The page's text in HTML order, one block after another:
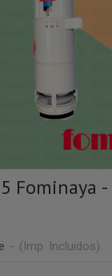
Fominaya
- (Imp. Incluidos)